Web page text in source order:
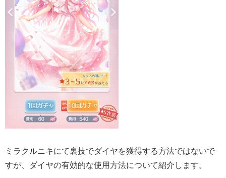
ミラクルニキにて裏技でダイヤを獲得する方法ではないで
すが、ダイヤの有効的な使用方法について紹介します。